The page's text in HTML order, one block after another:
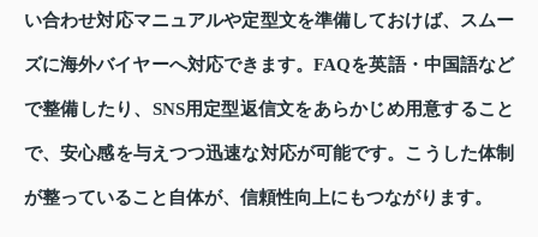
い合わせ対応マニュアルや定型文を準備しておけば、スムー
ズに海外バイヤーへ対応できます。FAQを英語・中国語など
で整備したり、SNS用定型返信文をあらかじめ用意すること
で、安心感を与えつつ迅速な対応が可能です。こうした体制
が整っていること自体が、信頼性向上にもつながります。